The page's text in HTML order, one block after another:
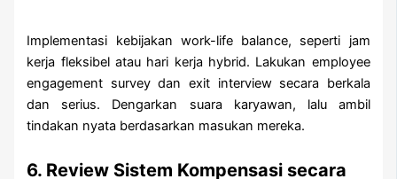
Implementasi kebijakan work-life balance, seperti jam
kerja fleksibel atau hari kerja hybrid. Lakukan employee
engagement survey dan exit interview secara berkala
dan serius. Dengarkan suara karyawan, lalu ambil
tindakan nyata berdasarkan masukan mereka.
6. Review Sistem Kompensasi secara